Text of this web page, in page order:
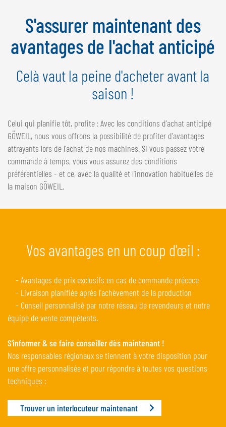
FRANÇAIS
GÖWEIL Schweiz
S'assurer maintenant des
avantages de l'achat anticipé
Celà vaut la peine d'acheter avant la
saison !
Celui qui planifie tôt, profite : Avec les conditions d'achat anticipé
GÖWEIL, nous vous offrons la possibilité de profiter d'avantages
attrayants lors de l'achat de nos machines. Si vous passez votre
commande à temps, vous vous assurez des conditions
préférentielles - et ce, avec la qualité et l'innovation habituelles de
la maison GÖWEIL.
Vos avantages en un coup d'œil :
- Avantages de prix exclusifs en cas de commande précoce
- Livraison planifiée après l'achèvement de la production
- Conseil personnalisé par notre réseau de revendeurs et notre
équipe de vente compétents.
S'informer & se faire conseiller dès maintenant !
Nos responsables régionaux se tiennent à votre disposition pour
une offre personnalisée et pour répondre à toutes vos questions
techniques :
Trouver un interlocuteur maintenant